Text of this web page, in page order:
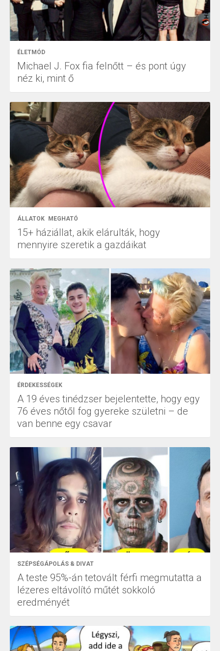
ÉLETMÓD
Michael J. Fox fia felnőtt – és pont úgy
néz ki, mint ő
ÁLLATOK MEGHATÓ
15+ háziállat, akik elárulták, hogy
mennyire szeretik a gazdáikat
ÉRDEKESSÉGEK
A 19 éves tinédzser bejelentette, hogy egy
76 éves nőtől fog gyereke születni – de
van benne egy csavar
SZÉPSÉGÁPOLÁS & DIVAT
A teste 95%-án tetovált férfi megmutatta a
lézeres eltávolító műtét sokkoló
eredményét